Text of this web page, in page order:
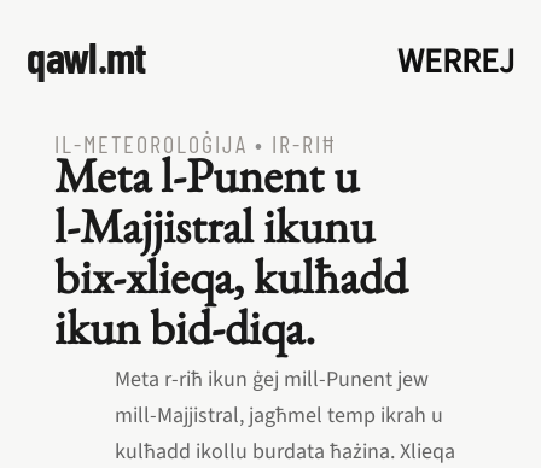
qawl.mt WERREJ
IL‑METEOROLOĠIJA • IR‑RIĦ
Meta l‑Punent u
l‑Majjistral ikunu
bix‑xlieqa, kulħadd
ikun bid‑diqa.
Meta r‑riħ ikun ġej mill‑Punent jew
mill‑Majjistral, jagħmel temp ikrah u
kulħadd ikollu burdata ħażina. Xlieqa